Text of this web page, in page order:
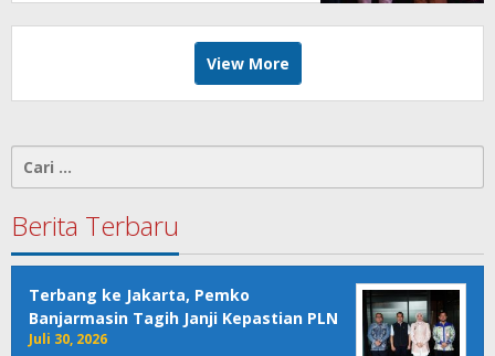
View More
Cari
Berita Terbaru
Terbang ke Jakarta, Pemko
Banjarmasin Tagih Janji Kepastian PLN
Juli 30, 2026